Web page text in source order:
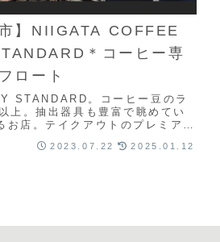
市】NIIGATA COFFEE
＊コーヒー専
ロート
STANDARD。コーヒー豆のラ
上。抽出器具も豊富で眺めてい
お店。テイクアウトのプレミアム
味しい！2023.07.22 2025.01.12